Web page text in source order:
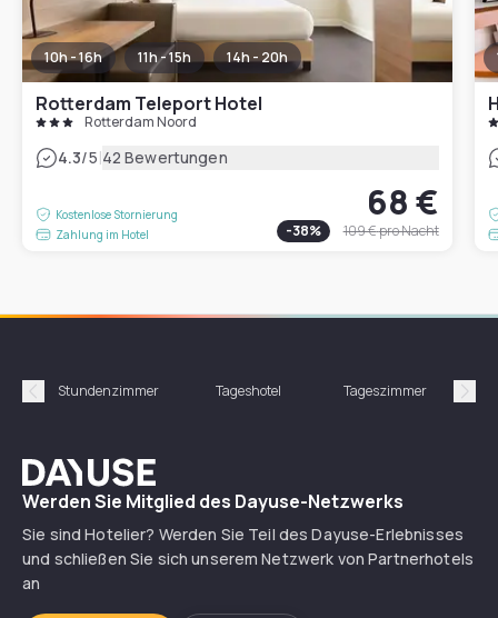
10h - 16h 11h - 15h 14h - 20h
Rotterdam Teleport Hotel
Rotterdam Noord
4.3/5|42 Bewertungen
Kostenlose Stornierung
Zahlung im Hotel
68 €
-38% 109 €pro Nacht
Précédent
Stundenzimmer Tageshotel Tageszimmer
Dayuse
Werden Sie Mitglied des Dayuse-Netzwerks
Sie sind Hotelier? Werden Sie Teil des Dayuse-Erlebnisses
und schließen Sie sich unserem Netzwerk von Partnerhotels
an